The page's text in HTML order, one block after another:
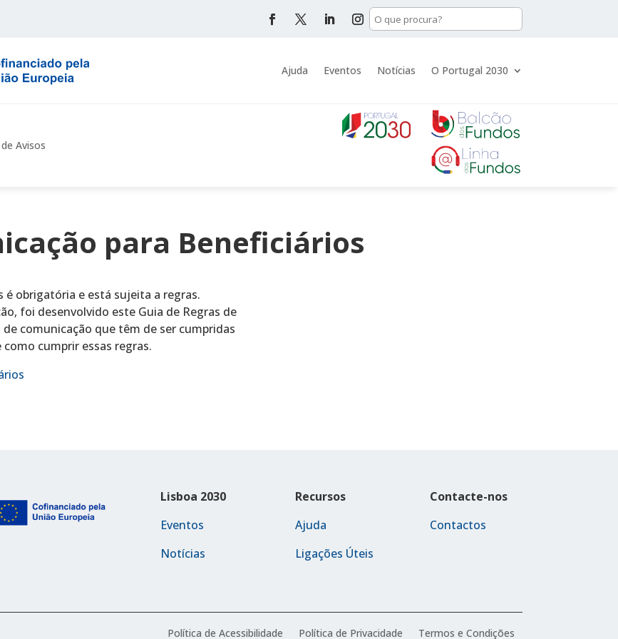
Ajuda Eventos Notícias O Portugal 2030
Avisos
para Beneficiários
obrigatória e está sujeita a regras.
foi desenvolvido este Guia de Regras de
comunicação que têm de ser cumpridas
cumprir essas regras.
Lisboa 2030
Eventos
Notícias
Recursos
Ajuda
Ligações Úteis
Contacte-nos
Contactos
Política de Acessibilidade Política de Privacidade Termos e Condições